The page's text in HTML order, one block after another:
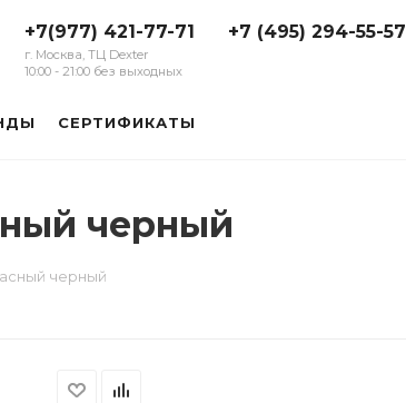
+7(977) 421-77-71
г. Москва, ТЦ Dexter
10:00 - 21:00 без выходных
+7 (495) 294-55-57
СЕРТИФИКАТЫ
черный
черный